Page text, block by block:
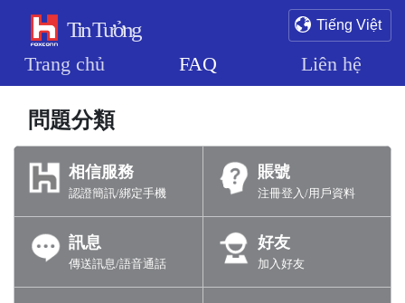
Tin Tưởng
Trang chủ FAQ Liên hệ
Tiếng Việt
問題分類
相信服務
認證簡訊/綁定手機
賬號
注冊登入/用戶資料
訊息
傳送訊息/語音通話
好友
加入好友